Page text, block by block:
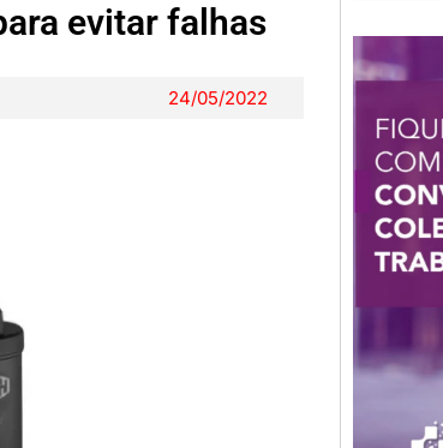
evitar falhas
24/05/2022